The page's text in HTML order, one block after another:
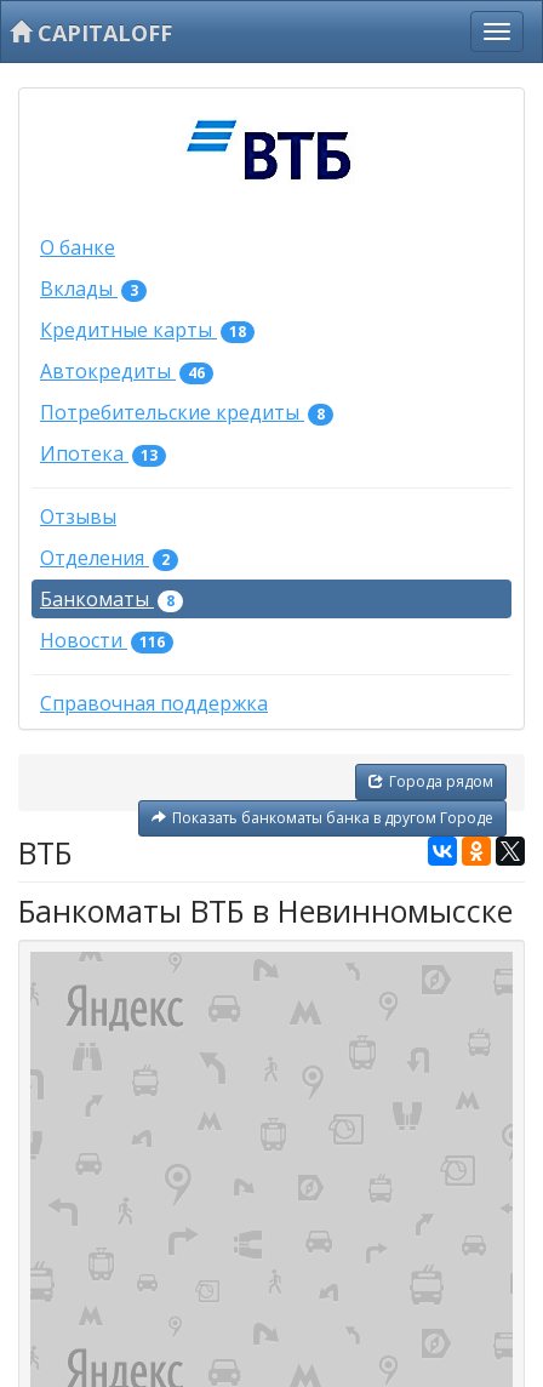
CAPITALOFF
О банке
Вклады
3
Кредитные карты 18
Автокредиты 46
Потребительские кредиты 8
Ипотека 13
Отзывы
Отделения
2
Банкоматы 8
Новости 116
Справочная поддержка
Города рядом
Показать банкоматы банка в другом Городе
ВТБ
Банкоматы ВТБ в Невинномысске